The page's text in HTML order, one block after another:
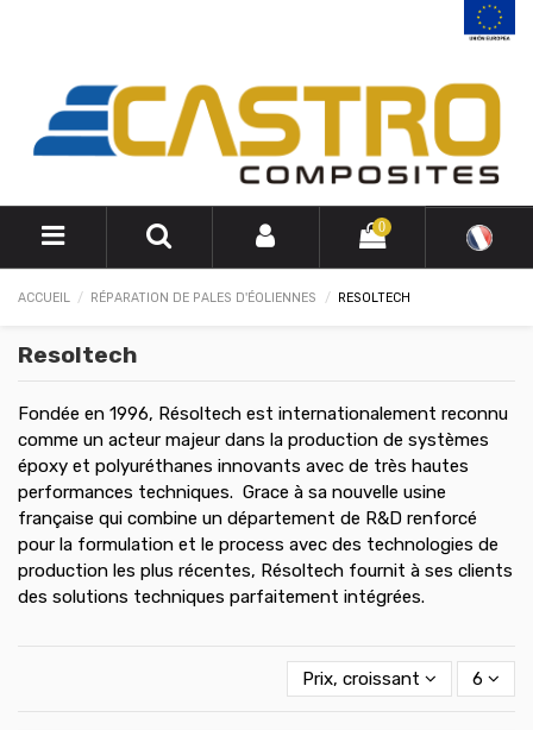
0
ACCUEIL RÉPARATION DE PALES D'ÉOLIENNES RESOLTECH
Resoltech
Fondée en 1996, Résoltech est internationalement reconnu
comme un acteur majeur dans la production de systèmes
époxy et polyuréthanes innovants avec de très hautes
performances techniques. Grace à sa nouvelle usine
française qui combine un département de R&D renforcé
pour la formulation et le process avec des technologies de
production les plus récentes, Résoltech fournit à ses clients
des solutions techniques parfaitement intégrées.
Prix, croissant 6